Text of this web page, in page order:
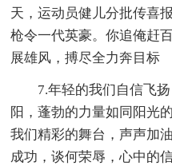
天，运动员健儿分批传喜
枪令一代英豪。你追俺赶
展雄风，搏尽全力奔目标
7.年轻的我们自信飞
阳，蓬勃的力量如同阳光
我们精彩的舞台，声声加
成功，谈何荣辱，心中的